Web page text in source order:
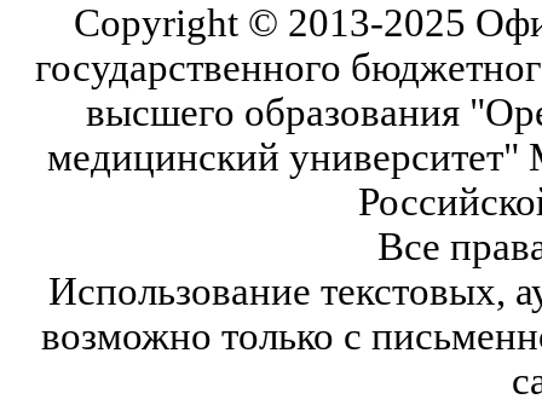
Copyright © 2013-2025
государственного
высшего образования
медицинский университет"
Все
Использование текстовых,
возможно только с